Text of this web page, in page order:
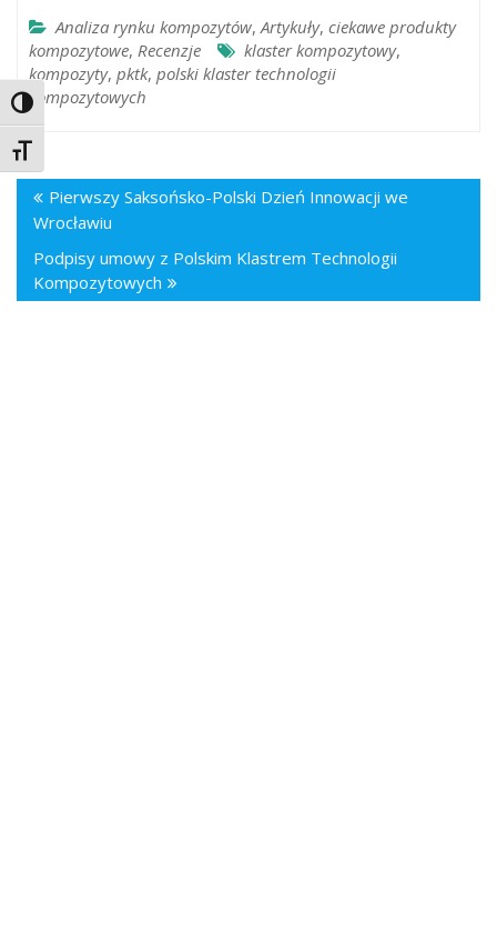
Toggle High Contrast
Toggle Font size
Analiza rynku kompozytów,Artykuły, ciekawe produkty
kompozytowe, Recenzje klaster kompozytowy,
kompozyty, pktk, polski klaster technologii
kompozytowych
Pierwszy Saksońsko-Polski Dzień Innowacji we
Wrocławiu
Podpisy umowy z Polskim Klastrem Technologii
Kompozytowych